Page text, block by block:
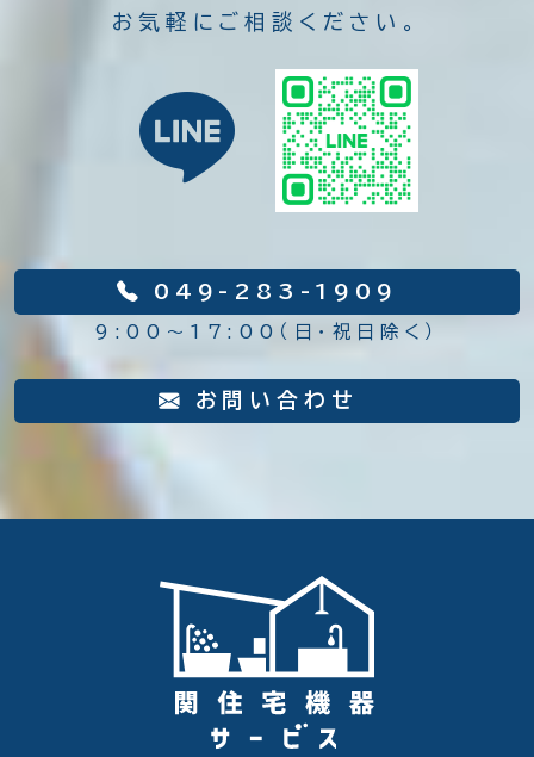
お気軽にご相談ください。
049-283-1909
9:00～17:00（日・祝日除く）
お問い合わせ